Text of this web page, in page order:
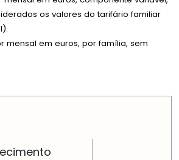
os valores do tarifário familiar
mensal em euros, por família, sem